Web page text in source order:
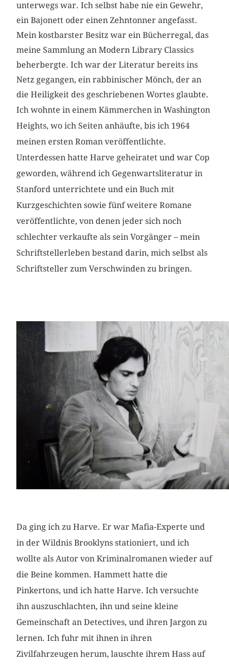
unterwegs war. Ich selbst habe nie ein Gewehr,
ein Bajonett oder einen Zehntonner angefasst.
Mein kostbarster Besitz war ein Bücherregal, das
meine Sammlung an Modern Library Classics
beherbergte. Ich war der Literatur bereits ins
Netz gegangen, ein rabbinischer Mönch, der an
die Heiligkeit des geschriebenen Wortes glaubte.
Ich wohnte in einem Kämmerchen in Washington
Heights, wo ich Seiten anhäufte, bis ich 1964
meinen ersten Roman veröffentlichte.
Unterdessen hatte Harve geheiratet und war Cop
geworden, während ich Gegenwartsliteratur in
Stanford unterrichtete und ein Buch mit
Kurzgeschichten sowie fünf weitere Romane
veröffentlichte, von denen jeder sich noch
schlechter verkaufte als sein Vorgänger – mein
Schriftstellerleben bestand darin, mich selbst als
Schriftsteller zum Verschwinden zu bringen.
Da ging ich zu Harve. Er war Mafia-Experte und
in der Wildnis Brooklyns stationiert, und ich
wollte als Autor von Kriminalromanen wieder auf
die Beine kommen. Hammett hatte die
Pinkertons, und ich hatte Harve. Ich versuchte
ihn auszuschlachten, ihn und seine kleine
Gemeinschaft an Detectives, und ihren Jargon zu
lernen. Ich fuhr mit ihnen in ihren
Zivilfahrzeugen herum, lauschte ihrem Hass auf